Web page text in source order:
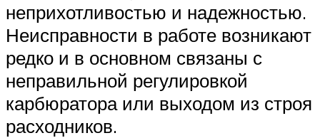
неприхотливостью и надежностью.
Неисправности в работе возникают
редко и в основном связаны с
неправильной регулировкой
карбюратора или выходом из строя
расходников.